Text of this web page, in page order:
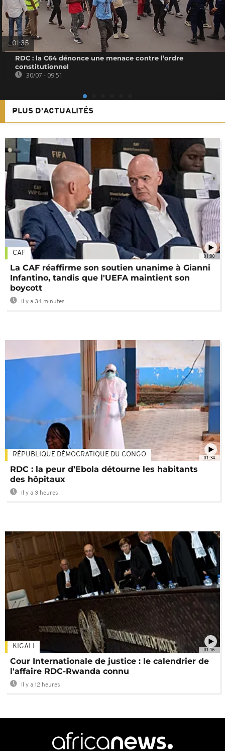
01:35
RDC : la C64 dénonce une menace contre l’ordre
constitutionnel
30/07 - 09:51
PLUS D'ACTUALITÉS
01:00
CAF
La CAF réaffirme son soutien unanime à Gianni
Infantino, tandis que l'UEFA maintient son
boycott
Il y a 34 minutes
01:34
RÉPUBLIQUE DÉMOCRATIQUE DU CONGO
RDC : la peur d’Ebola détourne les habitants
des hôpitaux
Il y a 3 heures
01:16
KIGALI
Cour Internationale de justice : le calendrier de
l'affaire RDC-Rwanda connu
Il y a 12 heures